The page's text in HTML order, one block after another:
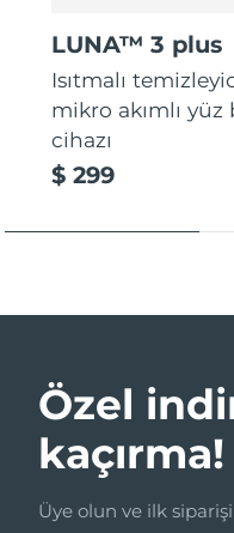
LUNA™ 3 plus
Isıtmalı
mikro akımlı yüz
cihazı
$ 299
Özel
kaçırma!
Üye olun ve ilk